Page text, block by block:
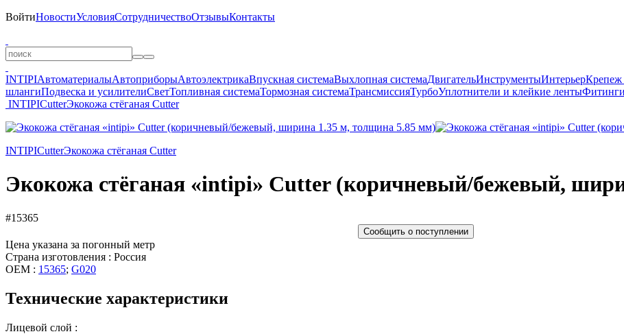
ВойтиНовостиУсловияСотрудничествоОтзывыКонтакты
INTIPIАвтоматериалыАвтоприборыАвтоэлектрикаВпускная системаВыхлопная системаДвигательИнструментыИнтерьерКрепеж
шлангиПодвеска и усилителиСветТопливная системаТормозная системаТрансмиссияТурбоУплотнители и клейкие ленты
INTIPICutterЭкокожа стёганая Cutter
INTIPICutterЭкокожа стёганая Cutter
Экокожа стёганая «intipi» Cutter (коричневый/бежевый,
#15365
Сообщить о поступлении
Цена указана за погонный метр
Страна изготовления : Россия
OEM : 15365; G020
Технические характеристики
Лицевой слой :